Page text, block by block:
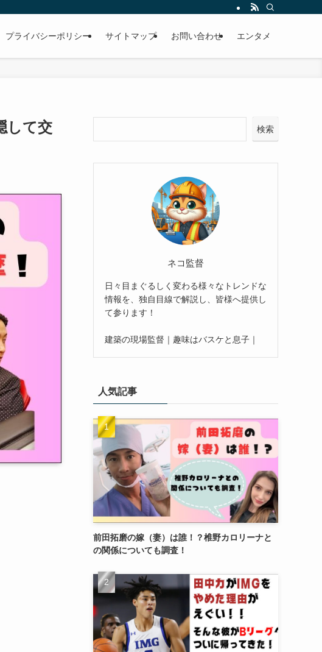
プライバシーポリシー サイトマップ お問い合わせ エンタメ
して交
検索
ネコ監督
日々目まぐるしく変わる様々なトレンドな
情報を、独自目線で解説し、皆様へ提供し
て参ります！
建築の現場監督｜趣味はバスケと息子｜
人気記事
前田拓磨の嫁（妻）は誰！？椎野カロリーナと
の関係についても調査！